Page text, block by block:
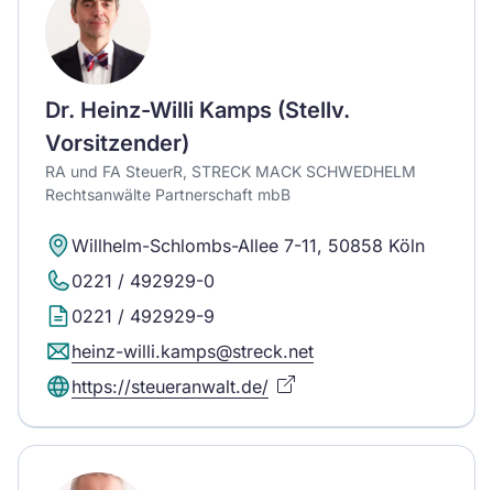
Dr. Heinz-Willi Kamps (Stellv.
Vorsitzender)
RA und FA SteuerR, STRECK MACK SCHWEDHELM
Rechtsanwälte Partnerschaft mbB
Willhelm-Schlombs-Allee 7-11, 50858 Köln
0221 / 492929-0
0221 / 492929-9
heinz-willi.kamps@streck.net
https://steueranwalt.de/